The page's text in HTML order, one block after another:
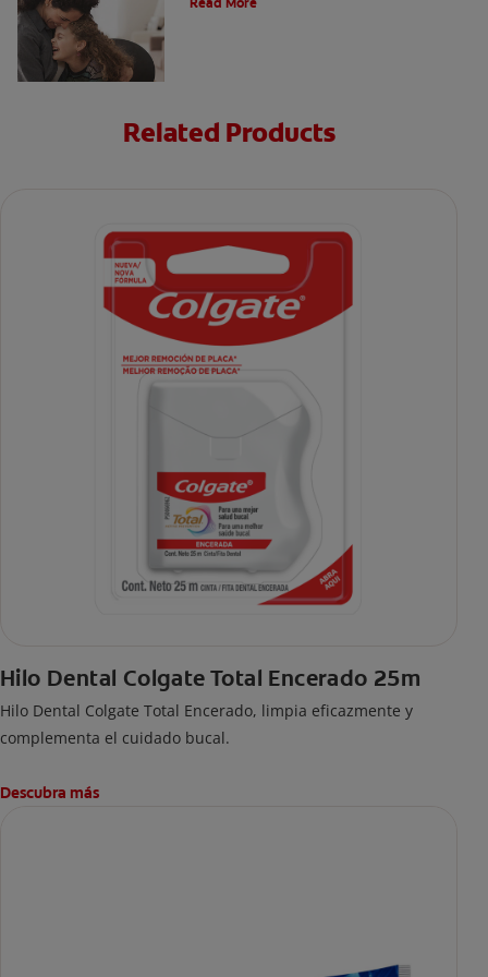
Read More
Related Products
Hilo Dental Colgate Total Encerado 25m
Hilo Dental Colgate Total Encerado, limpia eficazmente y
complementa el cuidado bucal.
Descubra más